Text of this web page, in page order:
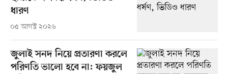
ধারণ
০৫ আগস্ট ২০২৬
জুলাই সনদ নিয়ে প্রতারণা করলে
পরিণতি ভালো হবে না: ফয়জুল